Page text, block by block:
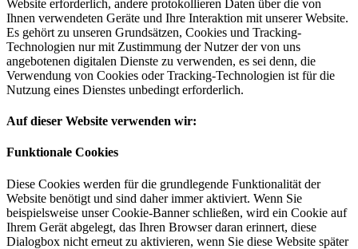
Website erforderlich, andere protokollieren Daten über die von
Ihnen verwendeten Geräte und Ihre Interaktion mit unserer Website.
Es gehört zu unseren Grundsätzen, Cookies und Tracking-
Technologien nur mit Zustimmung der Nutzer der von uns
angebotenen digitalen Dienste zu verwenden, es sei denn, die
Verwendung von Cookies oder Tracking-Technologien ist für die
Nutzung eines Dienstes unbedingt erforderlich.
Auf dieser Website verwenden wir:
Funktionale Cookies
Diese Cookies werden für die grundlegende Funktionalität der
Website benötigt und sind daher immer aktiviert. Wenn Sie
beispielsweise unser Cookie-Banner schließen, wird ein Cookie auf
Ihrem Gerät abgelegt, das Ihren Browser daran erinnert, diese
Dialogbox nicht erneut zu aktivieren, wenn Sie diese Website später